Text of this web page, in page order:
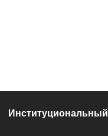
Институциональный